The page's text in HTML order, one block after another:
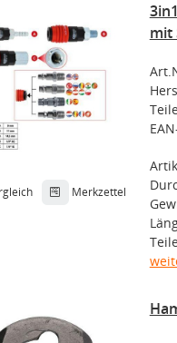
Merkzettel
mit